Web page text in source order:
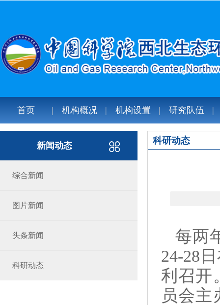
首页 机构概况 机构设置 研究队伍
科研动态
每两
24-28
利召开
员会主
新闻动态
综合新闻
图片新闻
头条新闻
科研动态